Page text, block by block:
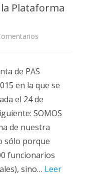
Plataforma
de PAS
en la que se
el 24 de
SOMOS
de nuestra
sólo porque
funcionarios
sino… Leer